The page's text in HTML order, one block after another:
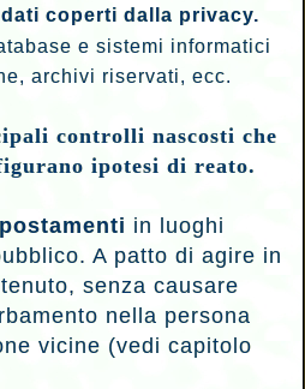
coperti dalla privacy.
e sistemi informatici
archivi riservati, ecc.
controlli nascosti che
ipotesi di reato.
in luoghi
A patto di agire in
senza causare
nella persona
vicine (vedi capitolo